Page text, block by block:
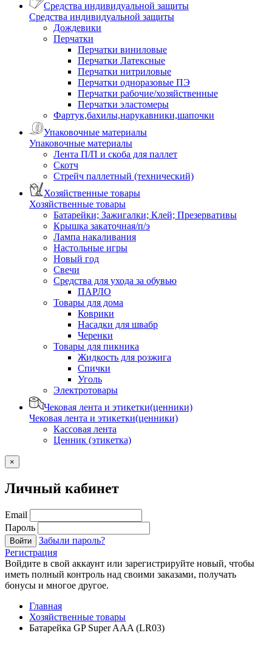
Средства индивидуальной защиты
Средства индивидуальной защиты
Дождевики
Перчатки
Перчатки виниловые
Перчатки Латексные
Перчатки нитриловые
Перчатки одноразовые ПЭ
Перчатки рабочие/хозяйственные
Перчатки эластомеры
Фартук,бахилы,нарукавники,шапочки
Упаковочные материалы
Упаковочные материалы
Лента П/П и скоба для паллет
Скотч
Стрейч паллетный (технический)
Хозяйственные товары
Хозяйственные товары
Батарейки; Зажигалки; Клей; Презервативы
Крышка закаточная/п/э
Лампа накаливания
Настольные игры
Новый год
Свечи
Средства для ухода за обувью
ПАРЛО
Товары для дома
Коврики
Насадки для швабр
Черенки
Товары для пикника
Жидкость для розжига
Спички
Уголь
Электротовары
Чековая лента и этикетки(ценники)
Чековая лента и этикетки(ценники)
Кассовая лента
Ценник (этикетка)
×
Личный кабинет
Email
Пароль
Войти
Забыли пароль?
Регистрация
Войдите в свой аккаунт или зарегистрируйте новый, чтобы
иметь полный контроль над своими заказами, получать
бонусы и многое другое.
Главная
Хозяйственные товары
Батарейка GP Super AAA (LR03)